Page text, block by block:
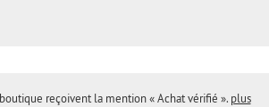
reçoivent la mention « Achat vérifié ». plus